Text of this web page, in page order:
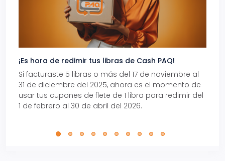
¡Es hora de redimir tus libras de Cash PAQ!
Si facturaste 5 libras o más del 17 de noviembre al
31 de diciembre del 2025, ahora es el momento de
usar tus cupones de flete de 1 libra para redimir del
1 de febrero al 30 de abril del 2026.